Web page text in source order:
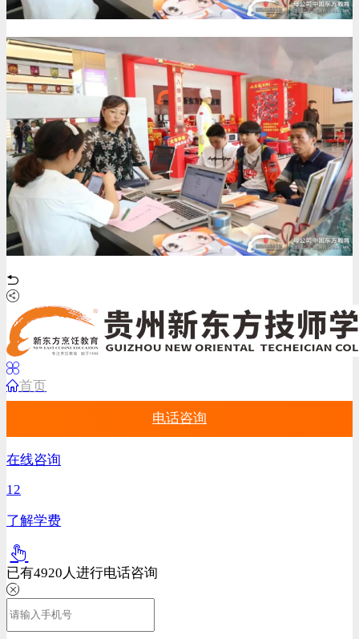
首页
电话咨询
在线咨询
12
了解学费
已有4920 人进行电话咨询